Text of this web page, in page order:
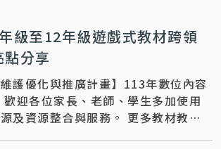
級至12年級遊戲式教材跨領
分享
維護優化與推廣計畫】113年數位內容
迎各位家長、老師、學生多加使用
及資源整合與服務。 更多教材教學